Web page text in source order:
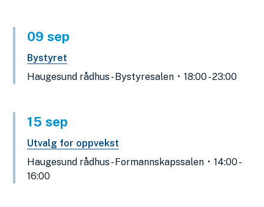
09 sep
Bystyret
Haugesund rådhus - Bystyresalen
18:00 - 23:00
15 sep
Utvalg for oppvekst
Haugesund rådhus - Formannskapssalen
14:00 -
16:00